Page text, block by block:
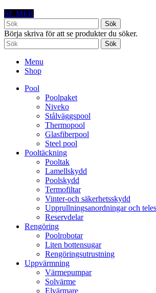
SE MER
Sök
Börja skriva för att se produkter du söker.
Sök
Menu
Shop
Pool
Poolpaket
Niveko
Stålväggspool
Thermopool
Glasfiberpool
Steel pool
Pooltäckning
Pooltak
Lamellskydd
Poolskydd
Termofiltar
Vinter-och säkerhetsskydd
Upprullningsanordningar och
Reservdelar
Rengöring
Poolrobotar
Liten bottensugar
Rengöringsutrustning
Uppvärmning
Värmepumpar
Solvärme
Elvärmare